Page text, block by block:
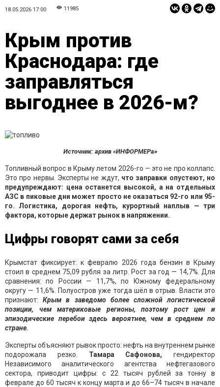
18.05.2026 17:00 11985
Крым против
Краснодара: где
заправляться
выгоднее в 2026-м?
Источник: архив «ИНФОРМЕРа»
Топливный вопрос в Крыму летом 2026-го — это не про коллапс.
Это про нервы. Эксперты не ждут, что заправки опустеют, но
предупреждают: цена останется высокой, а на отдельных
АЗС в пиковые дни может просто не оказаться 92-го или 95-
го. Логистика, дорогая нефть, курортный наплыв — три
фактора, которые держат рынок в напряжении.
Цифры говорят сами за себя
Крымстат фиксирует: к февралю 2026 года бензин в Крыму
стоил в среднем 75,09 рубля за литр. Рост за год — 14,7%. Для
сравнения: по России — 11,7%, по Южному федеральному
округу — 11,6%. Полуостров уже тогда шёл в отрыв. Власти это
признают:Крым в заведомо более сложной логистической
позиции, чем материковые регионы, поэтому рост цен и
эпизодические перебои здесь вероятнее, чем в среднем по
стране.
Эксперты объясняют рывок просто: нефть на внутреннем рынке
подорожала резко. Тамара Сафонова, гендиректор
Независимого аналитического агентства нефтегазового
сектора, приводит цифры: с 22 тысяч рублей за тонну в
феврале до 60 тысяч к концу марта и до 66–74 тысяч в начале